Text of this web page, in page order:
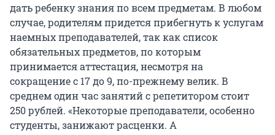
дать ребенку знания по всем предметам. В любом
случае, родителям придется прибегнуть к услугам
наемных преподавателей, так как список
обязательных предметов, по которым
принимается аттестация, несмотря на
сокращение с 17 до 9, по-прежнему велик. В
среднем один час занятий с репетитором стоит
250 рублей. «Некоторые преподаватели, особенно
студенты, занижают расценки. А